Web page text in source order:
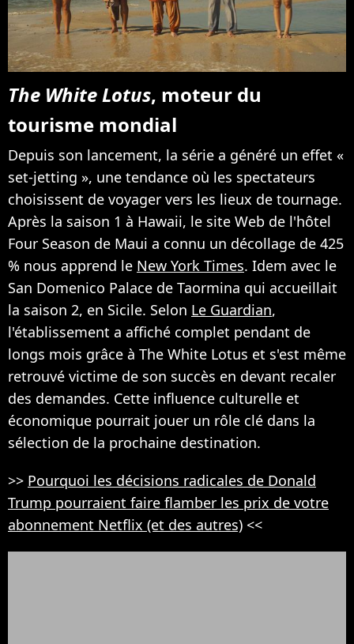
The White Lotus, moteur du
tourisme mondial
Depuis son lancement, la série a généré un effet «
set-jetting », une tendance où les spectateurs
choisissent de voyager vers les lieux de tournage.
Après la saison 1 à Hawaii, le site Web de l'hôtel
Four Season de Maui a connu un décollage de 425
% nous apprend le New York Times. Idem avec le
San Domenico Palace de Taormina qui accueillait
la saison 2, en Sicile. Selon Le Guardian,
l'établissement a affiché complet pendant de
longs mois grâce à The White Lotus et s'est même
retrouvé victime de son succès en devant recaler
des demandes. Cette influence culturelle et
économique pourrait jouer un rôle clé dans la
sélection de la prochaine destination.
>> Pourquoi les décisions radicales de Donald
Trump pourraient faire flamber les prix de votre
abonnement Netflix (et des autres) <<